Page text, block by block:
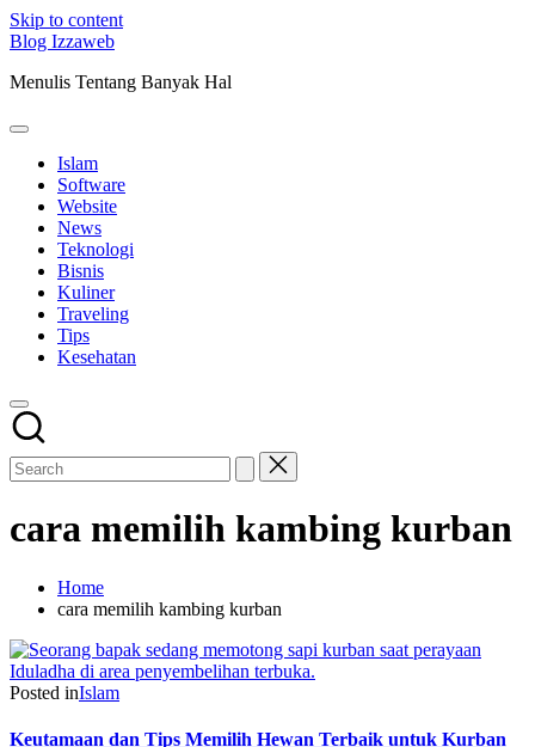
Skip to content
Blog Izzaweb
Menulis Tentang Banyak Hal
Islam
Software
Website
News
Teknologi
Bisnis
Kuliner
Traveling
Tips
Kesehatan
cara memilih kambing kurban
Home
cara memilih kambing kurban
Posted inIslam
Keutamaan dan Tips Memilih Hewan Terbaik untuk Kurban